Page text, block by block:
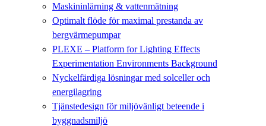
Maskininlärning & vattenmätning
Optimalt flöde för maximal prestanda av
bergvärmepumpar
PLEXE – Platform for Lighting Effects
Experimentation Environments Background
Nyckelfärdiga lösningar med solceller och
energilagring
Tjänstedesign för miljövänligt beteende i
byggnadsmiljö